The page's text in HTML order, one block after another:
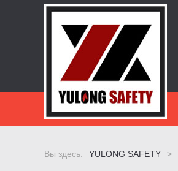
Вы здесь: YULONG SAFETY >